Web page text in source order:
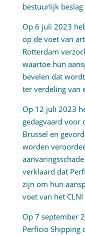
bestuurlijk
Op 6 juli 2023
op de voet van
Rotterdam
waartoe hun
bevelen dat
ter verdeling van
Op 12 juli 2023
gedagvaard voor
Brussel en
worden
verklaard dat
zijn om hun
voet van het
Op 7 september
Perficio Shipping